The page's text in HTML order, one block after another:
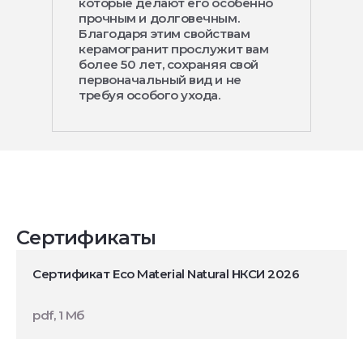
прочным и долговечным.
Благодаря этим свойствам
керамогранит прослужит вам
более 50 лет, сохраняя свой
первоначальный вид и не
требуя особого ухода.
Сертификаты
Сертификат Eco Material Natural НКСИ 2026
pdf, 1 Мб